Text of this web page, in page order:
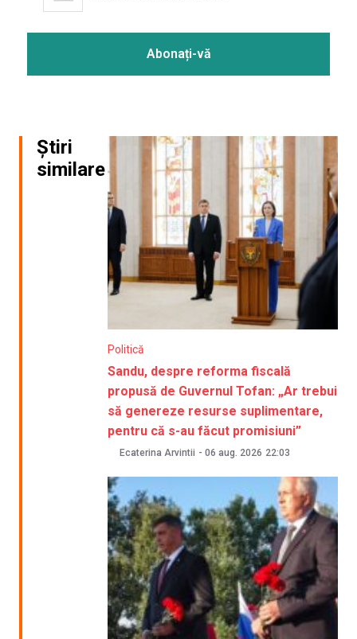
Știri
similare
Politică
Sandu, despre reforma fiscală
propusă de Guvernul Tofan: „Ar trebui
să genereze resurse suplimentare,
pentru că s-au făcut promisiuni”
Ecaterina Arvintii - 06 aug. 2026 22:03